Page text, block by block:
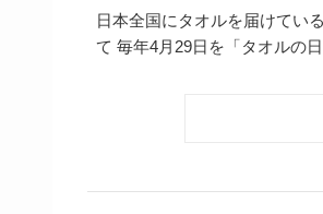
日本全国にタオルを届けてい
て 毎年4月29日を「タオルの